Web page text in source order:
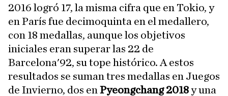
2016 logró 17, la misma cifra que en Tokio, y
en París fue decimoquinta en el medallero,
con 18 medallas, aunque los objetivos
iniciales eran superar las 22 de
Barcelona'92, su tope histórico. A estos
resultados se suman tres medallas en Juegos
de Invierno, dos en Pyeongchang 2018y una